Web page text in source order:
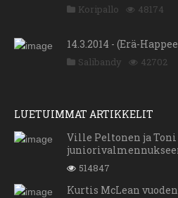
Koripallo 48174
14.3.2014 - (Erä-
Salibandy 42702
LUETUIMMAT ARTIKKELIT
Ville Peltonen ja
514847
Kurtis McLean